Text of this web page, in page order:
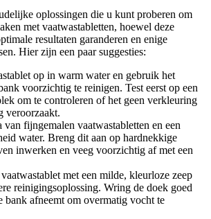
oplossingen die u kunt proberen om
met vaatwastabletten, hoewel deze
resultaten garanderen en enige
Hier zijn een paar suggesties:
op in warm water en gebruik het
voorzichtig te reinigen. Test eerst op een
om te controleren of het geen verkleuring
veroorzaakt.
van fijngemalen vaatwastabletten en een
water. Breng dit aan op hardnekkige
inwerken en veeg voorzichtig af met een
met een milde, kleurloze zeep
reinigingsoplossing. Wring de doek goed
bank afneemt om overmatig vocht te